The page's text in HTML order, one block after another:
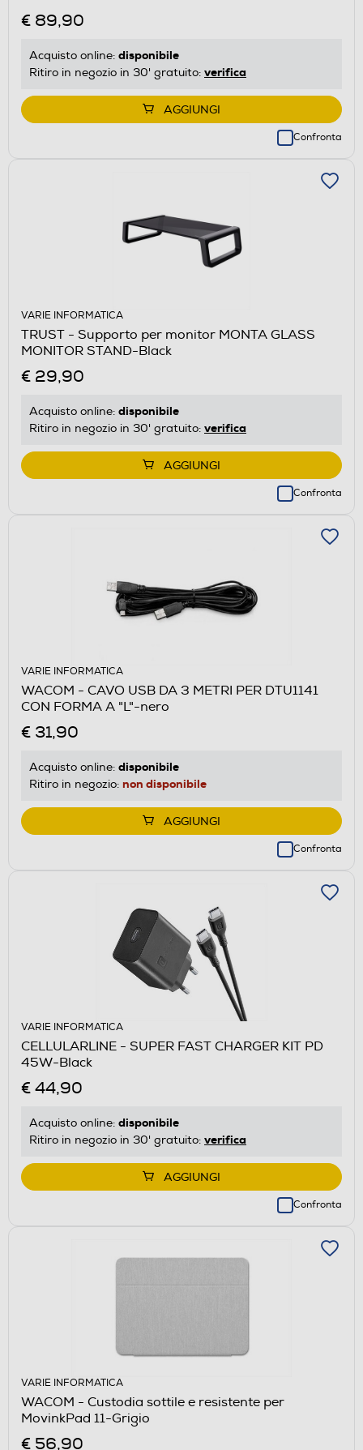
€ 89,90
Acquisto online: disponibile
Ritiro in negozio in 30' gratuito: verifica
AGGIUNGI
Confronta
VARIE INFORMATICA
TRUST - Supporto per monitor MONTA GLASS
MONITOR STAND-Black
€ 29,90
Acquisto online: disponibile
Ritiro in negozio in 30' gratuito: verifica
AGGIUNGI
Confronta
VARIE INFORMATICA
WACOM - CAVO USB DA 3 METRI PER DTU1141
CON FORMA A "L"-nero
€ 31,90
Acquisto online: disponibile
Ritiro in negozio: non disponibile
AGGIUNGI
Confronta
VARIE INFORMATICA
CELLULARLINE - SUPER FAST CHARGER KIT PD
45W-Black
€ 44,90
Acquisto online: disponibile
Ritiro in negozio in 30' gratuito: verifica
AGGIUNGI
Confronta
VARIE INFORMATICA
WACOM - Custodia sottile e resistente per
MovinkPad 11-Grigio
€ 56,90